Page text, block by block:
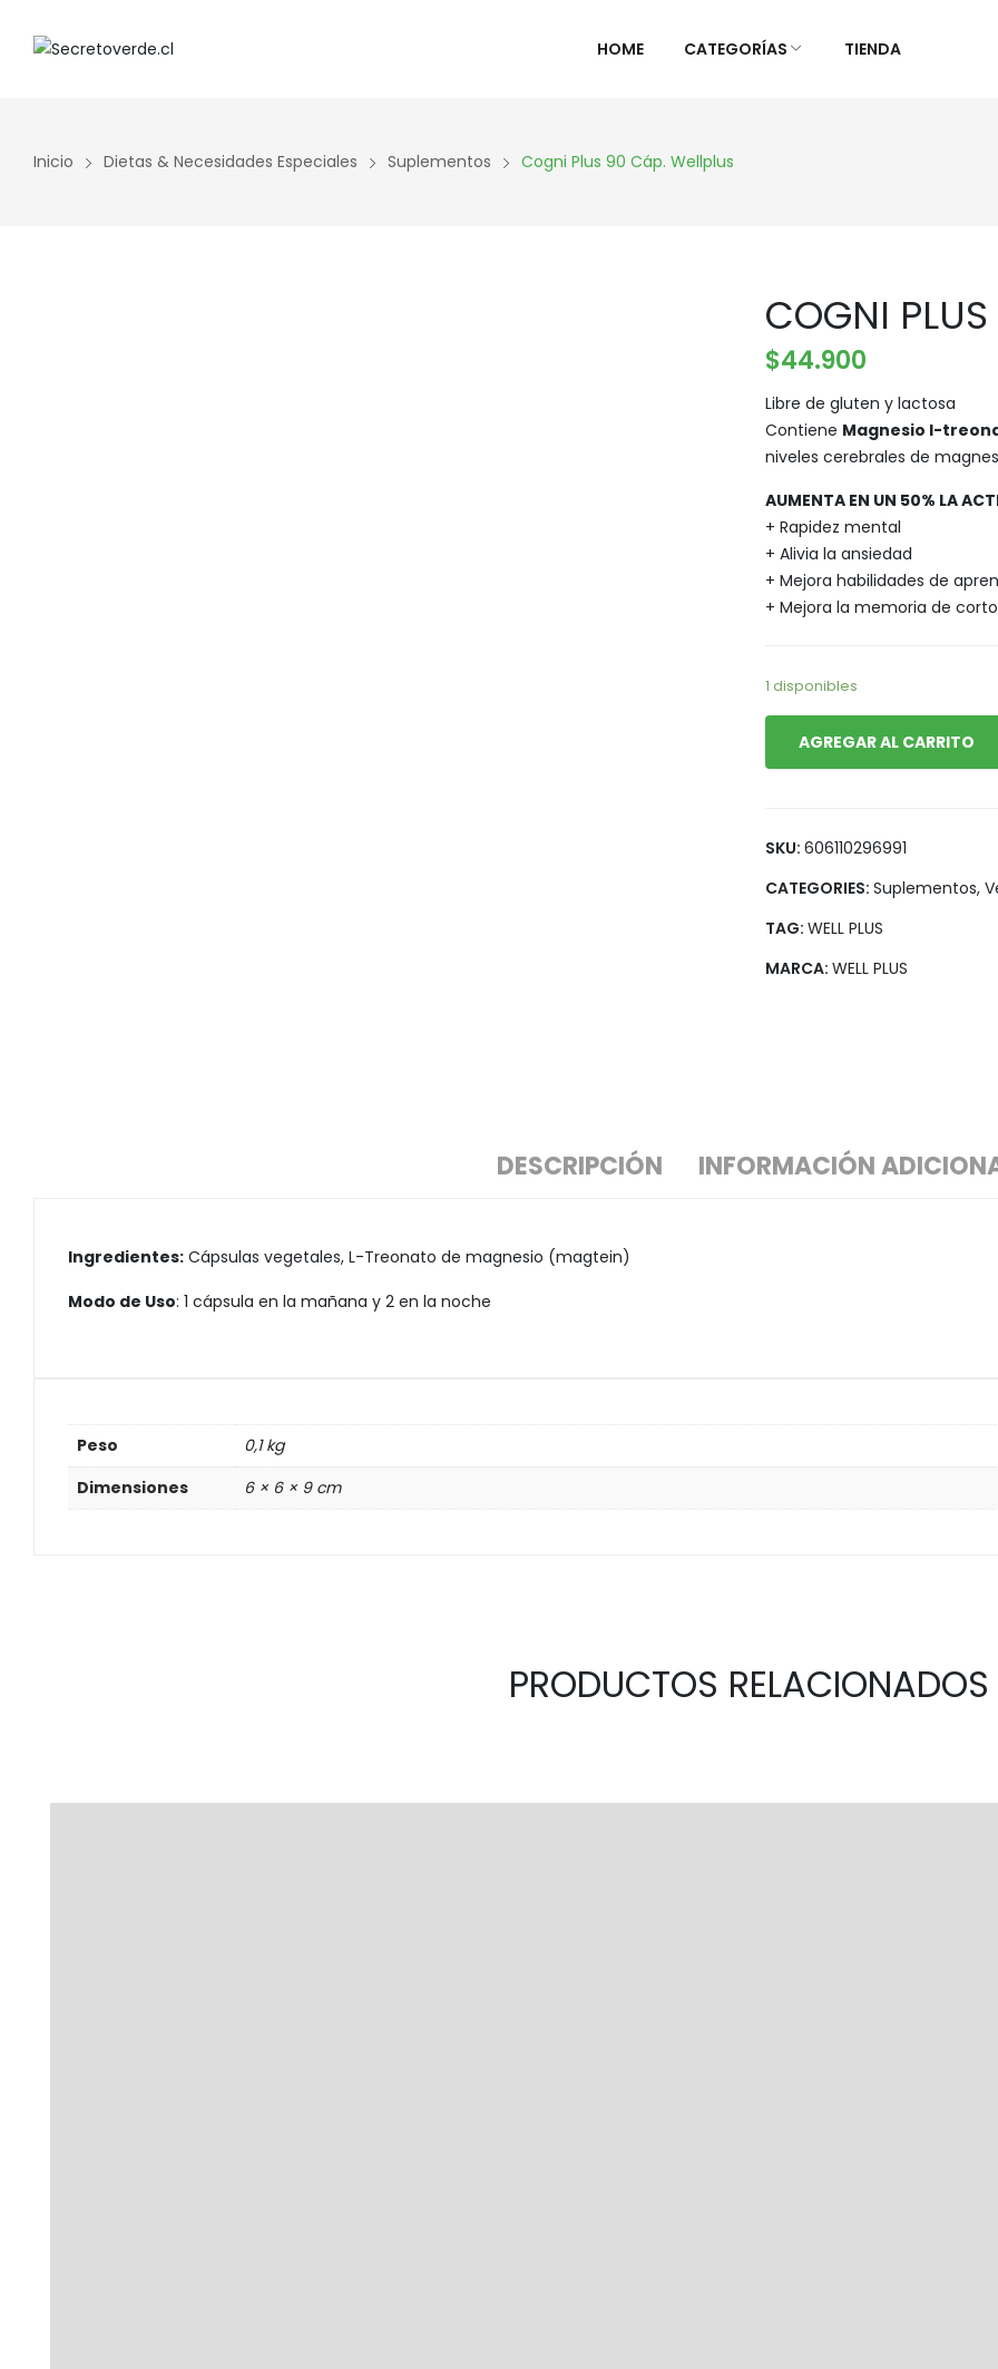
HOME CATEGORÍAS
ALIMENTOS NATURALES &
Aliños/Condimentos
Granos y Cereal
Pan y Tortillas
KETO
Sistema
Súper
TIENDA
Inicio Dietas & Necesidades Especiales Suplementos Cogni Plus 90 Cáp. Wellplus
COGNI
$44.900
Libre de gluten y lactosa
Contiene Magnesio l-
niveles cerebrales de
AUMENTA EN UN 50% LA
+ Rapidez mental
+ Alivia la ansiedad
+ Mejora habilidades de
+ Mejora la memoria de
1 disponibles
AGREGAR AL CARRITO
SKU: 606110296991
CATEGORIES: Suplementos,
TAG: WELL PLUS
MARCA: WELL PLUS
DESCRIPCIÓN INFORMACIÓN
Ingredientes: Cápsulas vegetales, L-Treonato de magnesio (magtein)
Modo de Uso: 1 cápsula en la mañana y 2 en la noche
Peso
0,1 kg
Dimensiones
6 × 6 × 9 cm
PRODUCTOS RELACIONADOS